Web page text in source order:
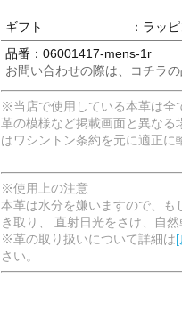
ギフト
：ラッ
品番：06001417-mens-1r
お問い合わせの際は、コチラ
※当店で使用している本革は全
革の模様など掲載画面と異なる
はワシントン条約を元に適正に
※使用上の注意
本革は水分を嫌いますので、も
き取り、 直射日光をさけ、自然
※革の取り扱いについて詳細は
さい。